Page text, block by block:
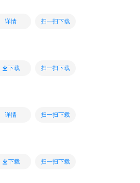
详情 扫一扫下载
下载 扫一扫下载
详情 扫一扫下载
下载 扫一扫下载